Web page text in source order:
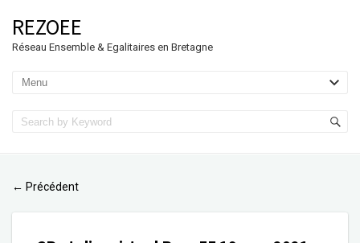
REZOEE
Réseau Ensemble & Egalitaires en Bretagne
← Précédent